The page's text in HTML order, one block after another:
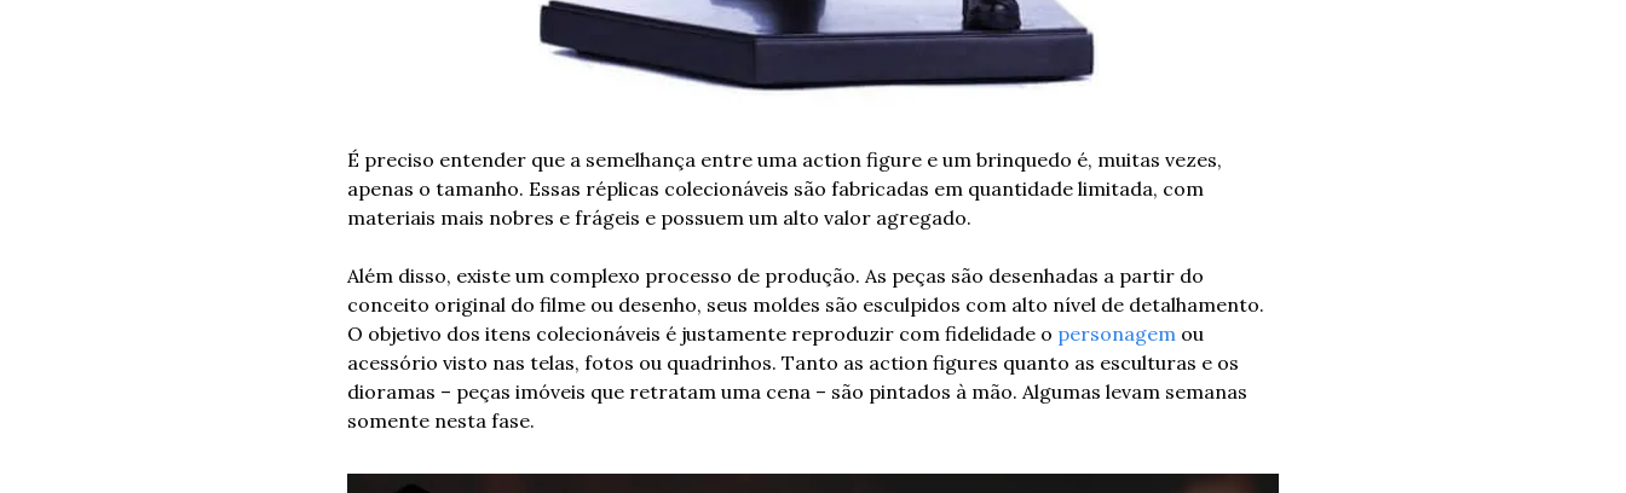
É preciso entender que a semelhança entre uma action figure e um brinquedo é, muitas vezes,
apenas o tamanho. Essas réplicas colecionáveis são fabricadas em quantidade limitada, com
materiais mais nobres e frágeis e possuem um alto valor agregado.
Além disso, existe um complexo processo de produção. As peças são desenhadas a partir do
conceito original do filme ou desenho, seus moldes são esculpidos com alto nível de detalhamento.
O objetivo dos itens colecionáveis é justamente reproduzir com fidelidade o personagem ou
acessório visto nas telas, fotos ou quadrinhos. Tanto as action figures quanto as esculturas e os
dioramas – peças imóveis que retratam uma cena – são pintados à mão. Algumas levam semanas
somente nesta fase.